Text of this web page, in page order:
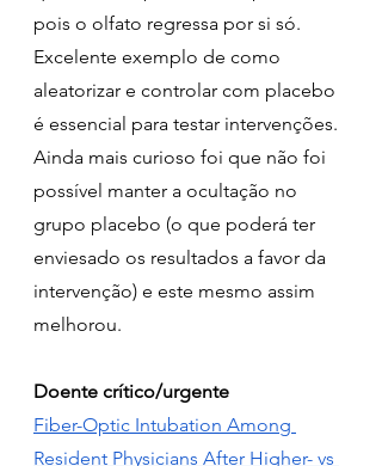
pois o olfato regressa por si só.
Excelente exemplo de como
aleatorizar e controlar com placebo
é essencial para testar intervenções.
Ainda mais curioso foi que não foi
possível manter a ocultação no
grupo placebo (o que poderá ter
enviesado os resultados a favor da
intervenção) e este mesmo assim
melhorou.
Doente crítico/urgente
Fiber-Optic Intubation Among
Resident Physicians After Higher- vs